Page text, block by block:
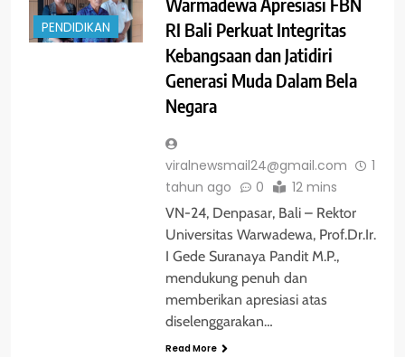
PENDIDIKAN
RI Bali Perkuat Integritas
Kebangsaan dan Jatidiri
Generasi Muda Dalam Bela
Negara
viralnewsmail24@gmail.com
1
tahun ago
0 12 mins
VN-24, Denpasar, Bali – Rektor
Universitas Warwadewa, Prof.Dr.Ir.
I Gede Suranaya Pandit M.P.,
mendukung penuh dan
memberikan apresiasi atas
diselenggarakan…
Read More